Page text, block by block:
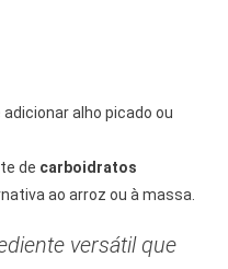
alho picado ou
de carboidratos
ao arroz ou à massa.
versátil que